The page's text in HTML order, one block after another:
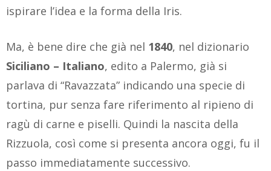
ispirare l’idea e la forma della Iris.
Ma, è bene dire che già nel 1840, nel dizionario
Siciliano – Italiano, edito a Palermo, già si
parlava di “Ravazzata” indicando una specie di
tortina, pur senza fare riferimento al ripieno di
ragù di carne e piselli. Quindi la nascita della
Rizzuola, così come si presenta ancora oggi, fu il
passo immediatamente successivo.